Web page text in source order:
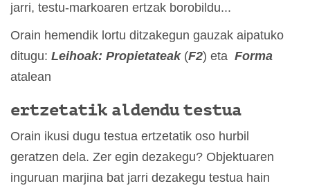
jarri, testu-markoaren ertzak borobildu...
Orain hemendik lortu ditzakegun gauzak aipatuko
ditugu: Leihoak: Propietateak (F2) eta Forma
atalean
ertzetatik aldendu testua
Orain ikusi dugu testua ertzetatik oso hurbil
geratzen dela. Zer egin dezakegu? Objektuaren
inguruan marjina bat jarri dezakegu testua hain